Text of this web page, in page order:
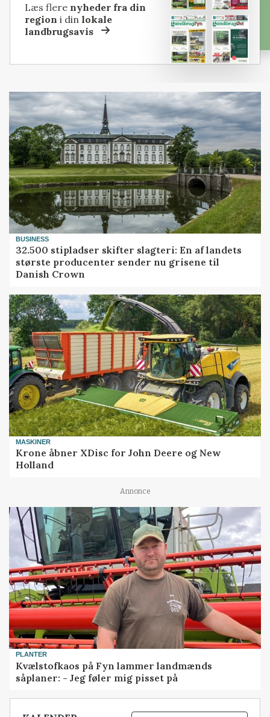
Læs flere nyheder fra din
region i dinlokale
landbrugsavis
BUSINESS
32.500 stipladser skifter slagteri: En af landets
største producenter sender nu grisene til
Danish Crown
MASKINER
Krone åbner XDisc for John Deere og New
Holland
Annonce
PLANTER
Kvælstofkaos på Fyn lammer landmænds
såplaner: - Jeg føler mig pisset på